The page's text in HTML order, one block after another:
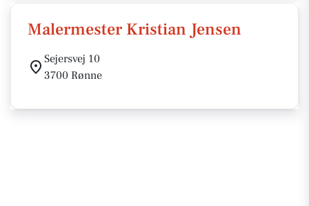
Malermester Kristian Jensen
Sejersvej 10
3700 Rønne